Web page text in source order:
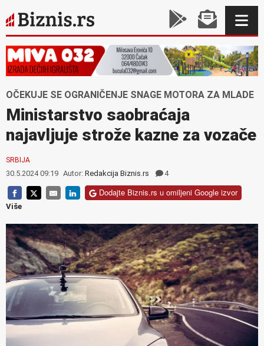
OČEKUJE SE OGRANIČENJE SNAGE MOTORA ZA MLADE
Ministarstvo saobraćaja
najavljuje strože kazne za vozače
SRBIJA
30.5.2024 09:19 Autor: Redakcija Biznis.rs 4
Dodajte Biznis.rs u omiljeni Google izvor
Više